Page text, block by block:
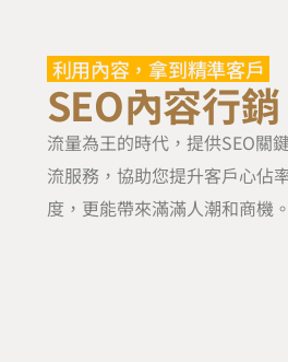
利用內容，拿到精準客戶
SEO內容行銷
流量為王的時代，提供SEO關
流服務，協助您提升客戶心佔
度，更能帶來滿滿人潮和商機。